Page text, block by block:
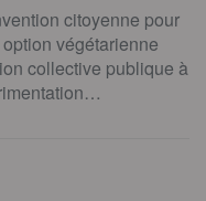
citoyenne pour
végétarienne
collective publique à